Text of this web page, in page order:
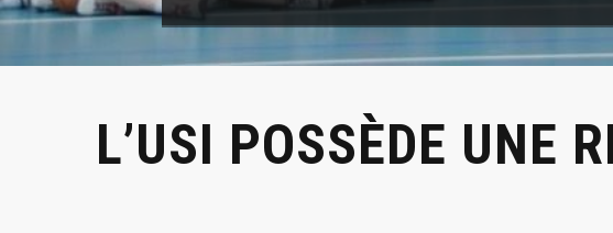
L’USI POSSÈDE UNE